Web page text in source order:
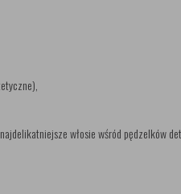
włosie wśród pędzelków